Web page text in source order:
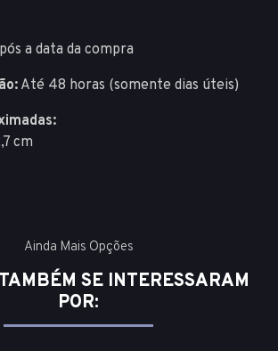
a data da compra
Até 48 horas (somente dias úteis)
cm
Ainda Mais Opções
SE INTERESSARAM
POR: